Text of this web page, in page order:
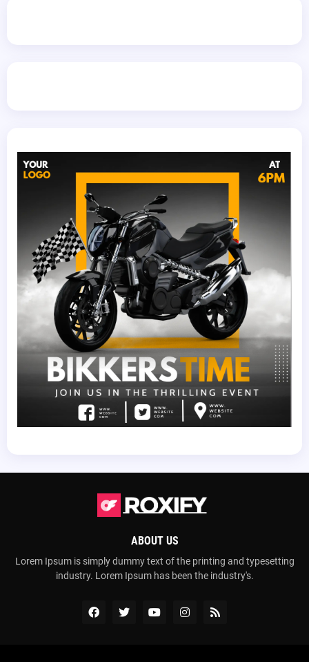
ABOUT US
Lorem Ipsum is simply dummy text of the printing and typesetting
industry. Lorem Ipsum has been the industry's.